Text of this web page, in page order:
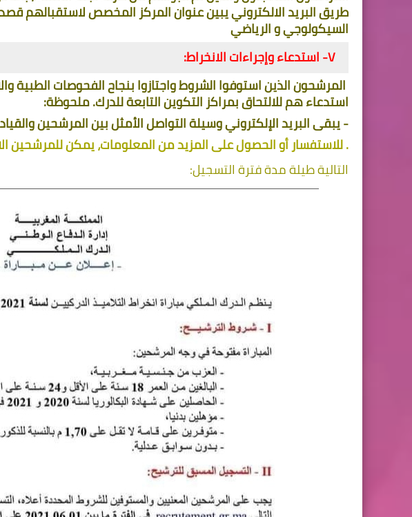
السيكولوجي و الرياضي
V- استدعاء وإجراءات الانخراط:
استدعاء هم للالتحاق بمراكز التكوين التابعة للدرك. ملحوظة:
- يبقى البريد الإلكتروني وسيلة التواصل الأمثل بين المرشحين
. للاستفسار أو الحصول على المزيد من المعلومات، يمكن للمرشحين
التالية طيلة مدة فترة التسجيل: